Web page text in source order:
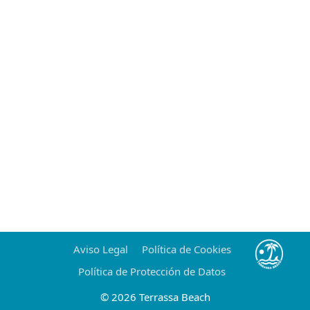
Aviso Legal
Política de Cookies
Política de Protección de Datos
© 2026 Terrassa Beach